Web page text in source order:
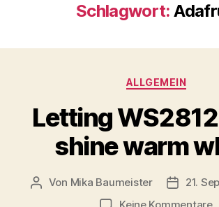
Schlagwort:
Kategorien
ALLGEMEIN
Letting
shine warm
Beitragsautor
Von Mika Baumeister
21.
Keine Kommentarezu